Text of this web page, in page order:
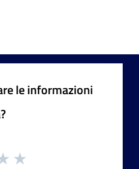
le informazioni